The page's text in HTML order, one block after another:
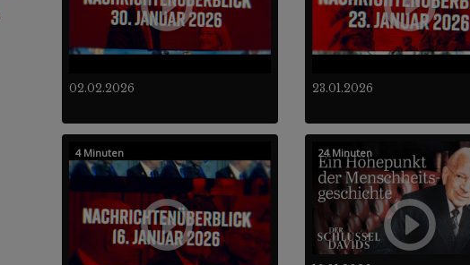
02.02.2026 23.01.2026
4 Minuten 24 Minuten